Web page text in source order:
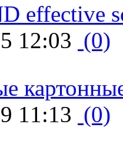
effective
12:03 (0)
11:13 (0)